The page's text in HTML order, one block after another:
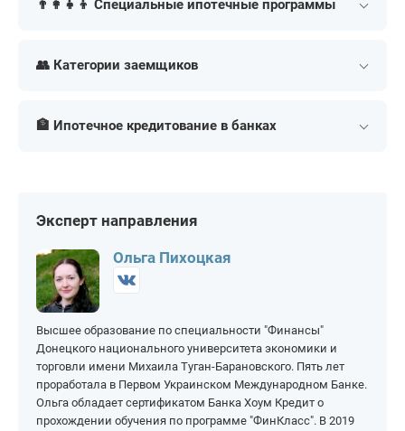
Без официального
Под залог
👨‍👩‍👧‍👦 Специальные ипотечные программы
Социальная
Для многодетных
Самая выгодная
👥 Категории заемщиков
Для ИП
Для госслужащих
🏦 Ипотечное кредитование в банках
Т-Банк (Тинькофф)
Газпромбанк
Эксперт направления
Ольга Пихоцкая
Высшее образование по специальности "Финансы"
Донецкого национального университета экономики и
торговли имени Михаила Туган-Барановского. Пять лет
проработала в Первом Украинском Международном Банке.
Ольга обладает сертификатом Банка Хоум Кредит о
прохождении обучения по программе "ФинКласс". В 2019